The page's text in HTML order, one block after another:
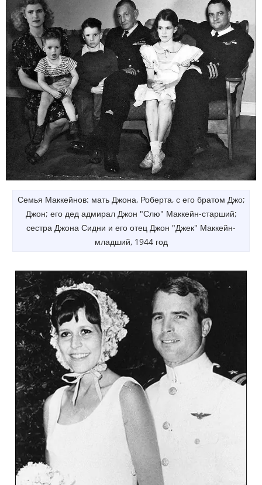
Семья Маккейнов: мать Джона, Роберта, с его братом Джо;
Джон; его дед адмирал Джон "Слю" Маккейн-старший;
сестра Джона Сидни и его отец Джон "Джек" Маккейн-
младший, 1944 год